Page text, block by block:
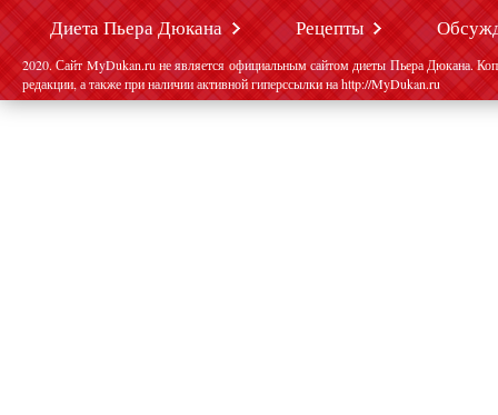
Диета Пьера Дюкана Рецепты
2020. Сайт MyDukan.ru не является официальным сайтом диеты Пьера Дюкана.
редакции, а также при наличии активной гиперссылки на http://MyDukan.ru